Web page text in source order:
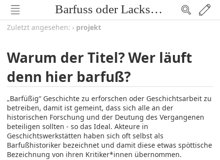
Barfuss oder Lackschuh
Zuletzt angesehen: › projekt
Warum der Titel? Wer läuft
denn hier barfuß?
„Barfüßig“ Geschichte zu erforschen oder Geschichtsarbeit zu
betreiben, damit ist gemeint, dass sich alle an der
historischen Forschung und der Deutung des Vergangenen
beteiligen sollten - so das Ideal. Akteure in
Geschichtswerkstätten haben sich oft selbst als
Barfußhistoriker bezeichnet und damit diese etwas spöttische
Bezeichnung von ihren Kritiker*innen übernommen.